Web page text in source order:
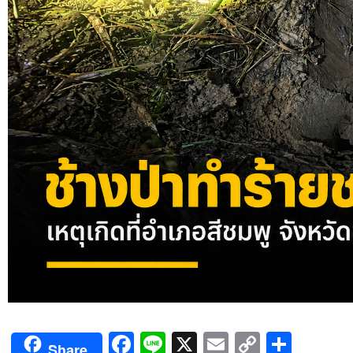
Facebook
Line
X Email
Copy